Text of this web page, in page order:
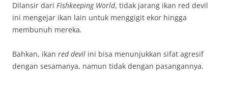
Dilansir dari Fishkeeping World, tidak jarang ikan red devil
ini mengejar ikan lain untuk menggigit ekor hingga
membunuh mereka.
Bahkan, ikan red devil ini bisa menunjukkan sifat agresif
dengan sesamanya, namun tidak dengan pasangannya.